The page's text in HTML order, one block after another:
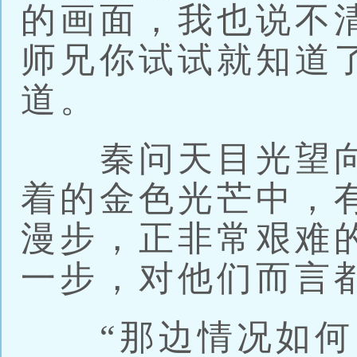
的画面，我也说不
师兄你试试就知道
道。
秦问天目光望向
着的金色光芒中，
漫步，正非常艰难
一步，对他们而言
“那边情况如何